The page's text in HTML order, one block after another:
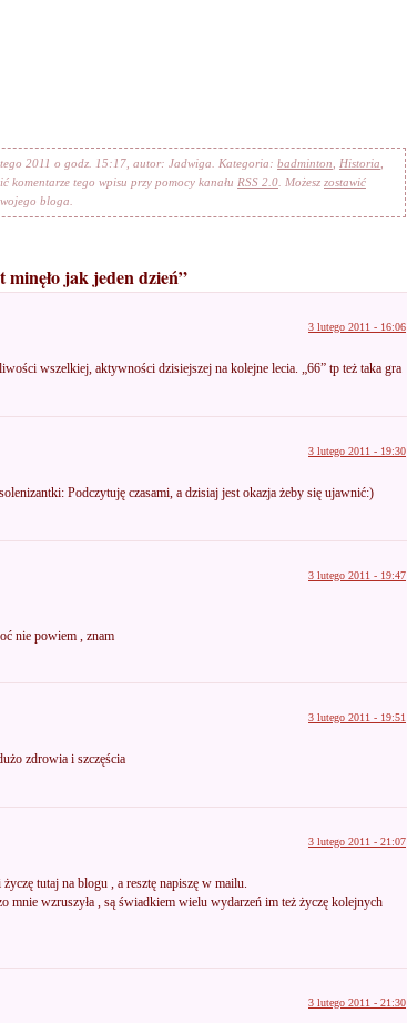
2011 o godz. 15:17, autor: Jadwiga. Kategoria: badminton, Historia,
komentarze tego wpisu przy pomocy kanału RSS 2.0. Możesz zostawić
bloga.
jak jeden dzień”
3 lutego 2011 - 16:06
wszelkiej, aktywności dzisiejszej na kolejne lecia. „66” tp też taka gra
3 lutego 2011 - 19:30
Podczytuję czasami, a dzisiaj jest okazja żeby się ujawnić:)
3 lutego 2011 - 19:47
nie powiem , znam
3 lutego 2011 - 19:51
zdrowia i szczęścia
3 lutego 2011 - 21:07
tutaj na blogu , a resztę napiszę w mailu.
mnie wzruszyła , są świadkiem wielu wydarzeń im też życzę kolejnych
3 lutego 2011 - 21:30